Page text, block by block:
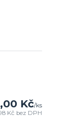
Kč/ks
Kč bez DPH